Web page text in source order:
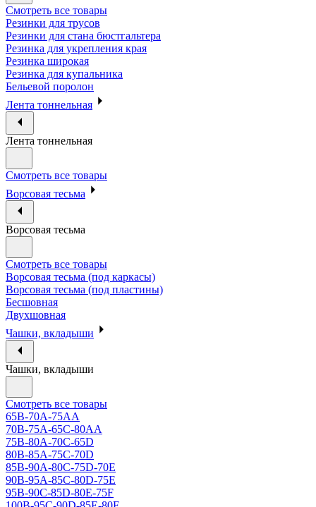
Смотреть все товары
Резинки для трусов
Резинки для стана бюстгальтера
Резинка для укрепления края
Резинка широкая
Резинка для купальника
Бельевой поролон
Лента тоннельная
Лента тоннельная
Смотреть все товары
Ворсовая тесьма
Ворсовая тесьма
Смотреть все товары
Ворсовая тесьма (под каркасы)
Ворсовая тесьма (под пластины)
Бесшовная
Двухшовная
Чашки, вкладыши
Чашки, вкладыши
Смотреть все товары
65B-70A-75АА
70В-75А-65С-80АА
75В-80А-70С-65D
80В-85А-75С-70D
85В-90А-80С-75D-70E
90B-95A-85C-80D-75E
95B-90C-85D-80E-75F